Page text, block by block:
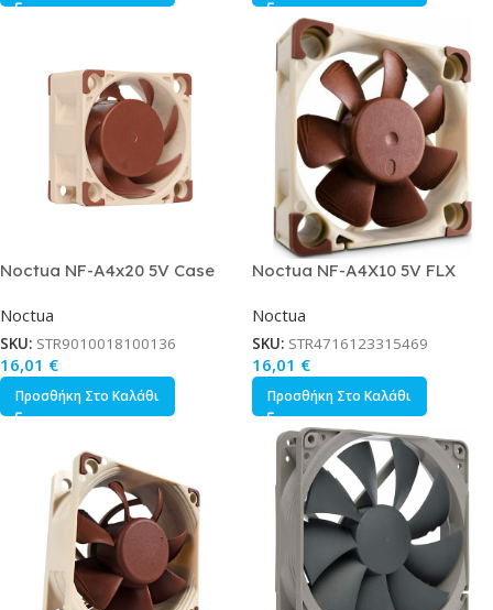
Noctua NF-A4x20 5V Case
PWM Καφέ
Noctua
SKU: STR9010018100136
16,01 €
Προσθήκη Στο Καλάθι
Noctua NF-A4X10 5V FLX
Pin Καφέ
Noctua
SKU: STR4716123315469
16,01 €
Προσθήκη Στο Καλάθι